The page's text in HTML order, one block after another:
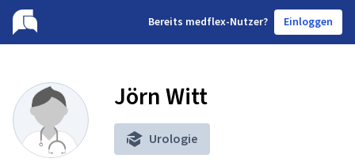
Bereits medflex-Nutzer? Einloggen
Jörn Witt
Urologie